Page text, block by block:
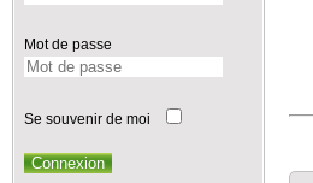
Mot de passe
Se souvenir de moi
Connexion